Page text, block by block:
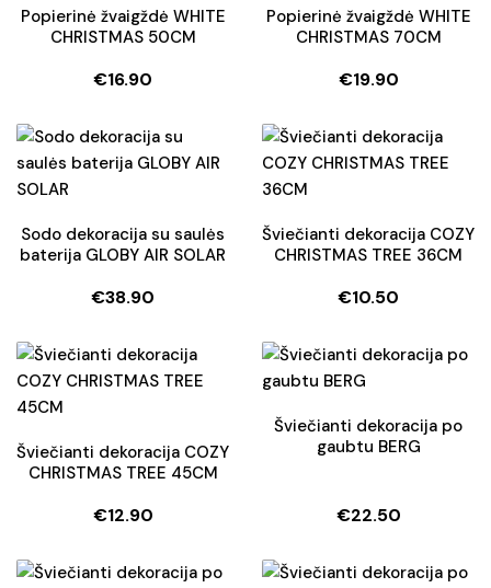
Popierinė žvaigždė WHITE
CHRISTMAS 50CM
€16.90
Popierinė žvaigždė WHITE
CHRISTMAS 70CM
€19.90
Sodo dekoracija su saulės
baterija GLOBY AIR SOLAR
€38.90
Šviečianti dekoracija COZY
CHRISTMAS TREE 36CM
€10.50
Šviečianti dekoracija COZY
CHRISTMAS TREE 45CM
€12.90
Šviečianti dekoracija po
gaubtu BERG
€22.50